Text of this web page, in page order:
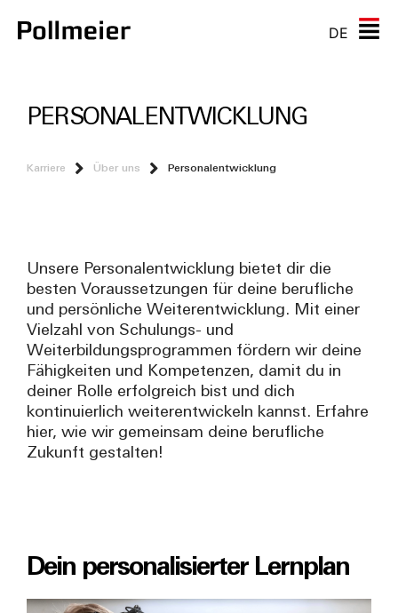
DE
PERSONALENTWICKLUNG
Karriere Über uns Personalentwicklung
Unsere Personalentwicklung bietet dir die
besten Voraussetzungen für deine berufliche
und persönliche Weiterentwicklung. Mit einer
Vielzahl von Schulungs- und
Weiterbildungsprogrammen fördern wir deine
Fähigkeiten und Kompetenzen, damit du in
deiner Rolle erfolgreich bist und dich
kontinuierlich weiterentwickeln kannst. Erfahre
hier, wie wir gemeinsam deine berufliche
Zukunft gestalten!
Dein personalisierter Lernplan